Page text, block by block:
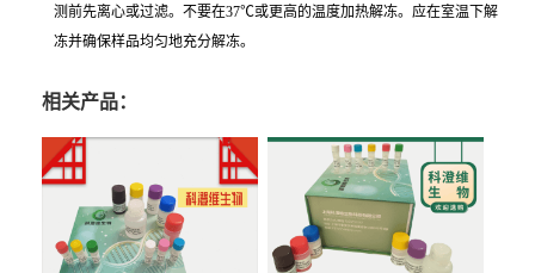
测前先离心或过滤。不要在37℃或更高的温度加热解冻。应在室温下解
冻并确保样品均匀地充分解冻。
相关产品：